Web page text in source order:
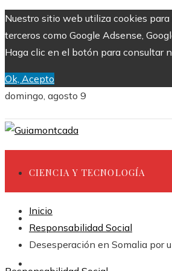
Nuestro sitio web utiliza cookies
terceros como Google Adsense,
Haga clic en el botón para consultar
Ok, Acepto
domingo, agosto 9
CIENCIA Y TECNOLOGÍA
INVERSIONES Y NEGOCIOS
Inicio
Responsabilidad Social
Desesperación en Somalia por